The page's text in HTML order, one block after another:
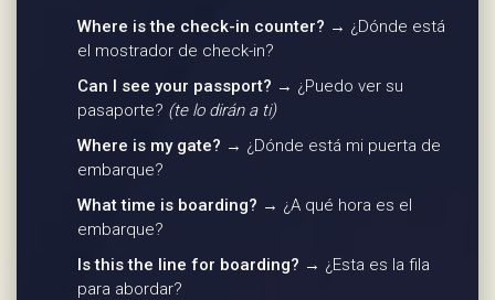
Where is the check-in counter? → ¿Dónde está
el mostrador de check-in?
Can I see your passport? → ¿Puedo ver su
pasaporte? (te lo dirán a ti)
Where is my gate? → ¿Dónde está mi puerta de
embarque?
What time is boarding? → ¿A qué hora es el
embarque?
Is this the line for boarding? → ¿Esta es la fila
para abordar?